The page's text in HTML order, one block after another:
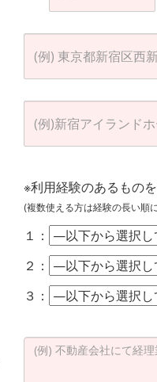
※利用経験のあるもの
(複数使える方は経験の長い順
１：
２：
３：